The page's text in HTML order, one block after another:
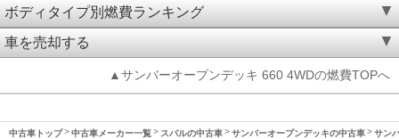
ボディタイプ別燃費ランキング
車を売却する
▲サンバーオープンデッキ 660 4WDの燃費TOPへ
中古車トップ 中古車メーカー一覧 スバルの中古車 サンバーオープンデッキの中古車 サン